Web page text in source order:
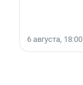
6 августа, 18:00